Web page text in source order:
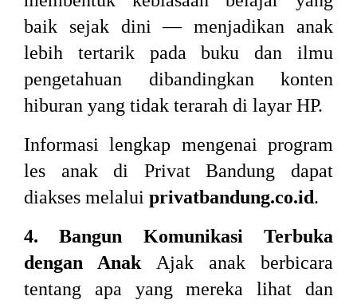
baik sejak dini — menjadikan anak
lebih tertarik pada buku dan ilmu
pengetahuan dibandingkan konten
hiburan yang tidak terarah di layar HP.
Informasi lengkap mengenai program
les anak di Privat Bandung dapat
diakses melalui privatbandung.co.id.
4. Bangun Komunikasi Terbuka
dengan AnakAjak anak berbicara
tentang apa yang mereka lihat dan